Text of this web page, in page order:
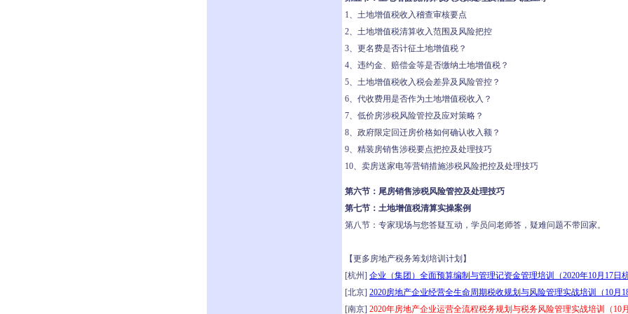
1、土地增值税收入稽查审核要点
2、土地增值税清算收入范围及风险把控
3、更名费是否计征土地增值税？
4、违约金、赔偿金等是否缴纳土地增值税？
5、土地增值税收入税会差异及风险管控？
6、代收费用是否作为土地增值税收入？
7、低价房涉税风险管控及应对策略？
8、政府限定回迁房价格如何确认收入额？
9、精装房销售涉税要点把控及处理技巧
10、卖房送家电等营销措施涉税风险把控及处理技巧
第六节：尾房销售涉税风险管控及处理技巧
第七节：土地增值税清算实操案例
第八节：专家现场与您答疑互动，学员问老师答，疑难问题不带回家。
【更多房地产税务筹划培训计划】
[杭州] 企业（集团）全面预算编制与管理记资金管理培训（2020年10月17日杭
[北京] 2020房地产企业经营全生命周期税收规划与风险管理实战培训（10月
[南京] 2020年房地产企业运营全流程税务规划与税务风险管理实战培训（10月